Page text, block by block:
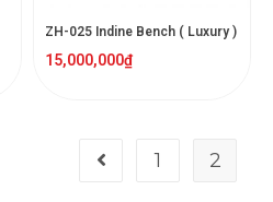
ZH-025 Indine Bench ( Luxury )
15,000,000₫
1 2